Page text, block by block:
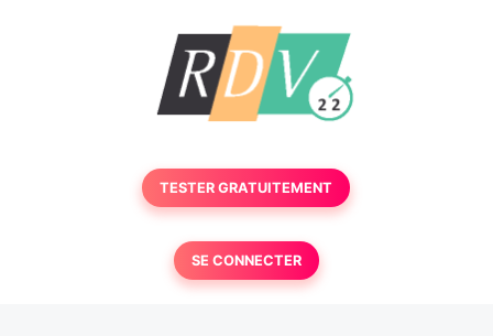
TESTER GRATUITEMENT
SE CONNECTER